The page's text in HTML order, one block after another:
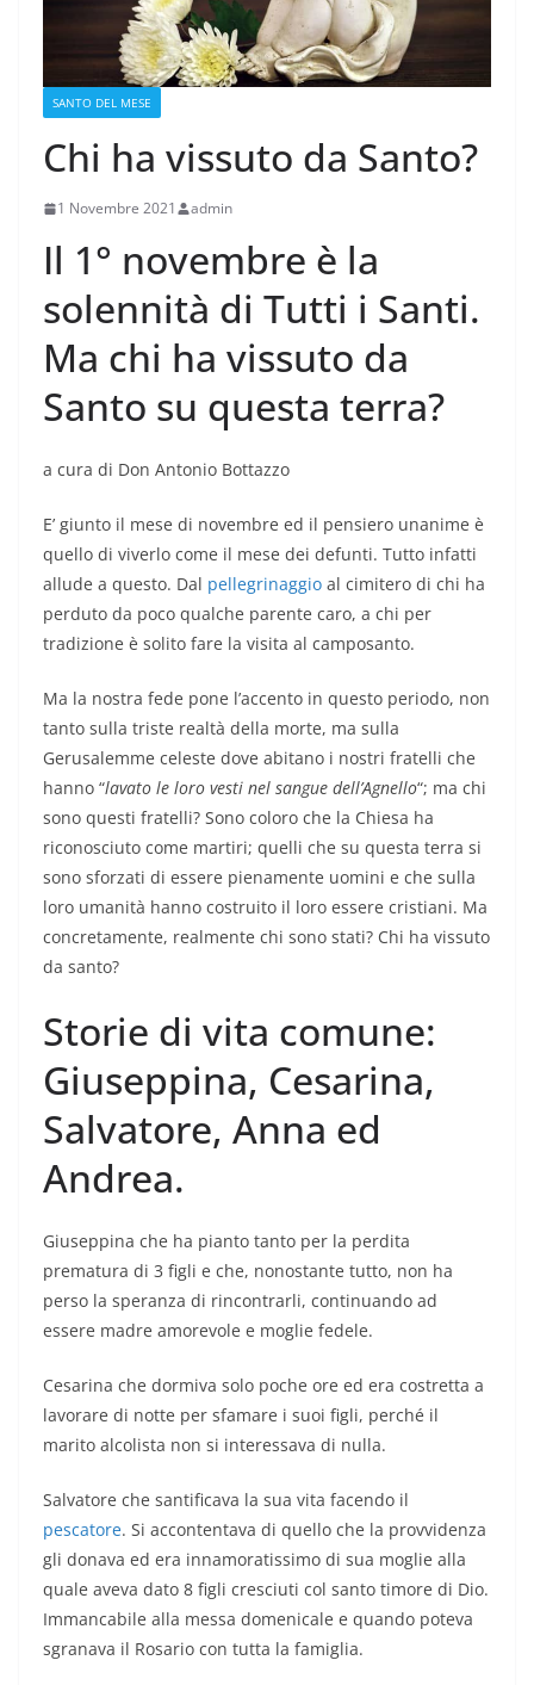
SANTO DEL MESE
Chi ha vissuto da Santo?
1 Novembre 2021 admin
Il 1° novembre è la
solennità di Tutti i Santi.
Ma chi ha vissuto da
Santo su questa terra?
a cura di Don Antonio Bottazzo
E’ giunto il mese di novembre ed il pensiero unanime è
quello di viverlo come il mese dei defunti. Tutto infatti
allude a questo. Dal pellegrinaggio al cimitero di chi ha
perduto da poco qualche parente caro, a chi per
tradizione è solito fare la visita al camposanto.
Ma la nostra fede pone l’accento in questo periodo, non
tanto sulla triste realtà della morte, ma sulla
Gerusalemme celeste dove abitano i nostri fratelli che
hanno “lavato le loro vesti nel sangue dell’Agnello“; ma chi
sono questi fratelli? Sono coloro che la Chiesa ha
riconosciuto come martiri; quelli che su questa terra si
sono sforzati di essere pienamente uomini e che sulla
loro umanità hanno costruito il loro essere cristiani. Ma
concretamente, realmente chi sono stati? Chi ha vissuto
da santo?
Storie di vita comune:
Giuseppina, Cesarina,
Salvatore, Anna ed
Andrea.
Giuseppina che ha pianto tanto per la perdita
prematura di 3 figli e che, nonostante tutto, non ha
perso la speranza di rincontrarli, continuando ad
essere madre amorevole e moglie fedele.
Cesarina che dormiva solo poche ore ed era costretta a
lavorare di notte per sfamare i suoi figli, perché il
marito alcolista non si interessava di nulla.
Salvatore che santificava la sua vita facendo il
pescatore. Si accontentava di quello che la provvidenza
gli donava ed era innamoratissimo di sua moglie alla
quale aveva dato 8 figli cresciuti col santo timore di Dio.
Immancabile alla messa domenicale e quando poteva
sgranava il Rosario con tutta la famiglia.